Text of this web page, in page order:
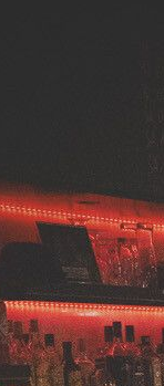
Speed-Dating
alle?
Theater-
Gastspiel
Tobann in 2026